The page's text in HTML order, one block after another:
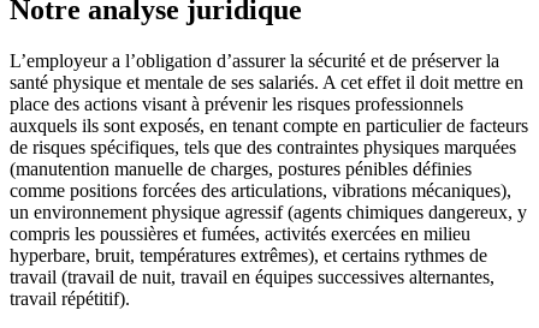
Notre analyse juridique
L’employeur a l’obligation d’assurer la sécurité et de préserver la
santé physique et mentale de ses salariés. A cet effet il doit mettre en
place des actions visant à prévenir les risques professionnels
auxquels ils sont exposés, en tenant compte en particulier de facteurs
de risques spécifiques, tels que des contraintes physiques marquées
(manutention manuelle de charges, postures pénibles définies
comme positions forcées des articulations, vibrations mécaniques),
un environnement physique agressif (agents chimiques dangereux, y
compris les poussières et fumées, activités exercées en milieu
hyperbare, bruit, températures extrêmes), et certains rythmes de
travail (travail de nuit, travail en équipes successives alternantes,
travail répétitif).